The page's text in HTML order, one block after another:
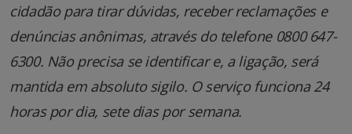
cidadão para tirar dúvidas, receber reclamações e
denúncias anônimas, através do telefone 0800 647-
6300. Não precisa se identificar e, a ligação, será
mantida em absoluto sigilo. O serviço funciona 24
horas por dia, sete dias por semana.